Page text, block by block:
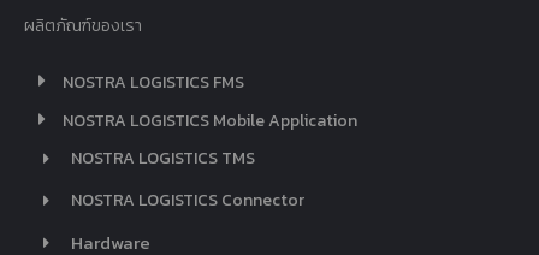
ผลิตภัณฑ์ของเรา
NOSTRA LOGISTICS FMS
NOSTRA LOGISTICS Mobile Application
NOSTRA LOGISTICS TMS
NOSTRA LOGISTICS Connector
Hardware